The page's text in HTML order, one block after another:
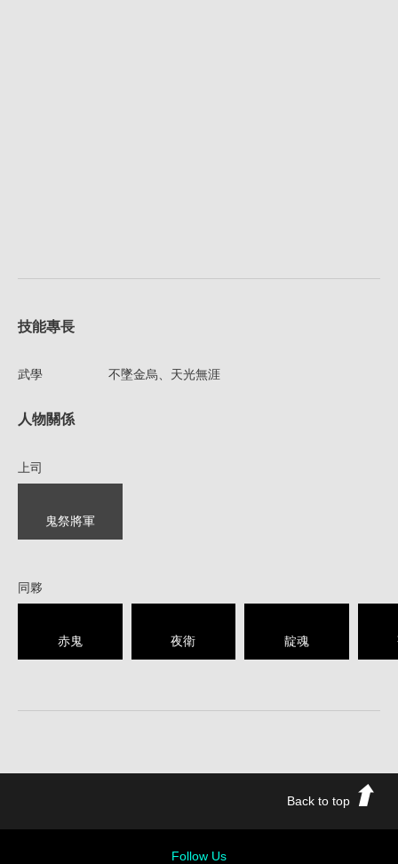
技能專長
武學 不墜金烏、天光無涯
人物關係
上司
鬼祭將軍
同夥
赤鬼 夜衛 靛魂
Back to top
Follow Us